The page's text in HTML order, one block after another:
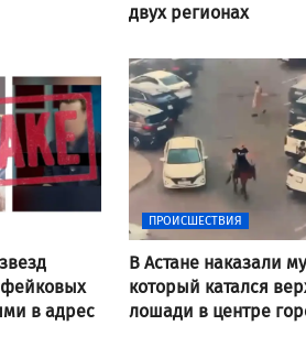
двух регионах
фейковых
в адрес
ПРОИСШЕСТВИЯ
В Астане наказали
который катался
лошади в центре